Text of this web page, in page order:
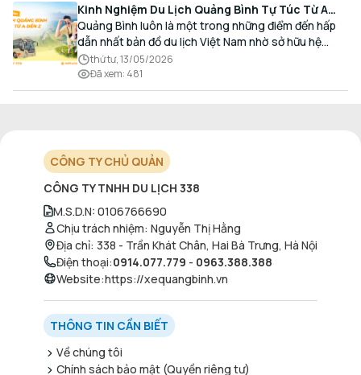
Kinh Nghiệm Du Lịch Quảng Bình Tự Túc Từ A
Đến Z Chi Tiết Nhất
Quảng Bình luôn là một trong những điểm đến hấp
dẫn nhất bản đồ du lịch Việt Nam nhờ sở hữu hệ
thống hang động kỳ vĩ, những bãi biển hoang sơ và
nét ẩm thực đậm đà bản sắc.
thứ tư, 13/05/2026
Đã xem: 481
CÔNG TY CHỦ QUẢN
CÔNG TY TNHH DU LỊCH 338
M.S.D.N: 0106766690
Chịu trách nhiệm: Nguyễn Thị Hằng
Địa chỉ: 338 - Trần Khát Chân, Hai Bà Trưng, Hà Nội
Điện thoại:0914.077.779 - 0963.388.388
Website:https://xequangbinh.vn
THÔNG TIN CẦN BIẾT
Về chúng tôi
Chính sách bảo mật (Quyền riêng tư)